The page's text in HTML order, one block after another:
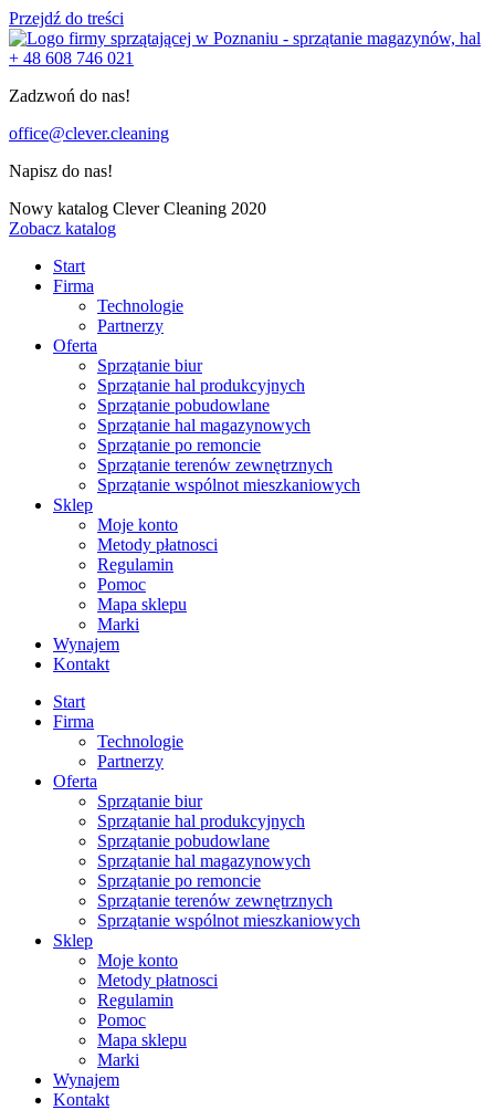
Przejdź do treści
+ 48 608 746 021
Zadzwoń do nas!
office@clever.cleaning
Napisz do nas!
Nowy katalog Clever Cleaning 2020
Zobacz katalog
Start
Firma
Technologie
Partnerzy
Oferta
Sprzątanie biur
Sprzątanie hal produkcyjnych
Sprzątanie pobudowlane
Sprzątanie hal magazynowych
Sprzątanie po remoncie
Sprzątanie terenów zewnętrznych
Sprzątanie wspólnot mieszkaniowych
Sklep
Moje konto
Metody płatnosci
Regulamin
Pomoc
Mapa sklepu
Marki
Wynajem
Kontakt
Start
Firma
Technologie
Partnerzy
Oferta
Sprzątanie biur
Sprzątanie hal produkcyjnych
Sprzątanie pobudowlane
Sprzątanie hal magazynowych
Sprzątanie po remoncie
Sprzątanie terenów zewnętrznych
Sprzątanie wspólnot mieszkaniowych
Sklep
Moje konto
Metody płatnosci
Regulamin
Pomoc
Mapa sklepu
Marki
Wynajem
Kontakt